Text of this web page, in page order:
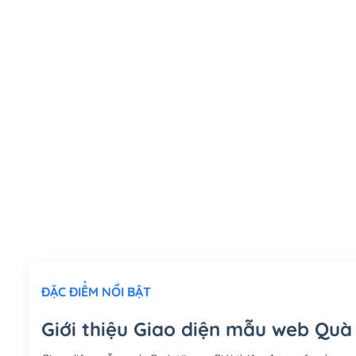
ĐẶC ĐIỂM NỔI BẬT
Giới thiệu Giao diện mẫu web